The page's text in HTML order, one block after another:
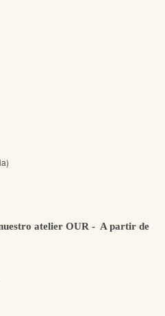
atelier OUR - A partir de